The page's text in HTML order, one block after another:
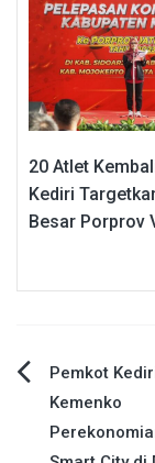
20 Atlet
Kediri
Besar Porprov
Navigasi
pos
Pemkot
Kemenko